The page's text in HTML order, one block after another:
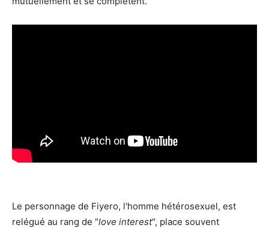
Le personnage de Fiyero, l'homme hétérosexuel, est
relégué au rang de "love interest", place souvent